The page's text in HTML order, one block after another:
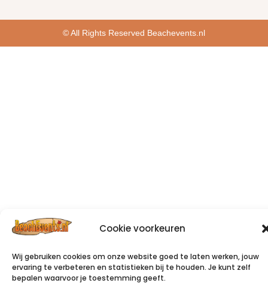
Cookie voorkeuren
Wij gebruiken cookies om onze website goed te laten werken, jouw
ervaring te verbeteren en statistieken bij te houden. Je kunt zelf
bepalen waarvoor je toestemming geeft.
© All Rights Reserved Beachevents.nl